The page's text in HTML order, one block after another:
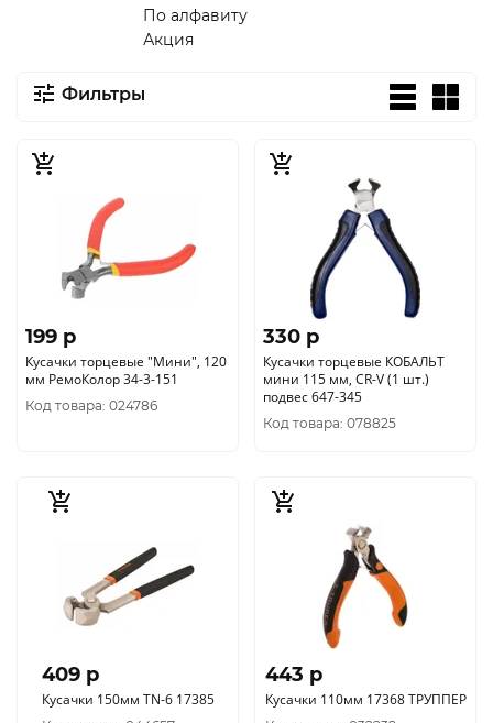
По алфавиту
Акция
Фильтры
199 p
Кусачки торцевые "Мини", 120
мм РемоКолор 34-3-151
Код товара: 024786
330 p
Кусачки торцевые КОБАЛЬТ
мини 115 мм, CR-V (1 шт.)
подвес 647-345
Код товара: 078825
409 p
Кусачки 150мм TN-6 17385
443 p
Кусачки 110мм 17368 ТРУППЕР